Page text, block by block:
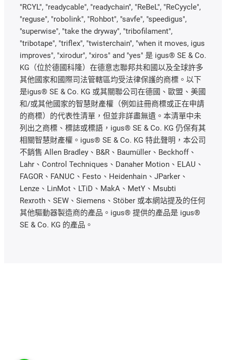
"RCYL", "readycable", "readychain", "ReBeL", "ReCyycle",
"reguse", "robolink", "Rohbot", "savfe", "speedigus",
"superwise", "take the dryway", "tribofilament",
"tribotape", "triflex", "twisterchain", "when it moves, igus
improves", "xirodur", "xiros" and "yes" 是 igus® SE & Co.
KG（位於德國科隆）在德意志聯邦共和國以及全球許多
其他國家和國際司法管轄區均受法律保護的商標。以下
是igus® SE & Co. KG 或其關聯公司在德國、歐盟、美國
和/或其他國家的智慧財產權（例如註冊商標或正在申請
的商標）的代表性清單，但並非詳盡無遺。本清單中未
列出之商標、標誌或標語，igus® SE & Co. KG 仍保有其
相關智慧財產權。igus® SE & Co. KG 特此聲明，本公司
不銷售 Allen Bradley、B&R、Baumüller、Beckhoff、
Lahr、Control Techniques、Danaher Motion、ELAU、
FAGOR、FANUC、Festo、Heidenhain、JParker、
Lenze、LinMot、LTiD、MakA、MetY、Msubti
Rexroth、SEW、Siemens、Stöber 或本網站提及的任何
其他驅動器製造商的產品。igus® 提供的產品是 igus®
SE & Co. KG 的產品。